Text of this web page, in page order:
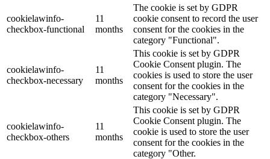
cookielawinfo-
checkbox-functional
11
months
The cookie is set by GDPR
cookie consent to record the user
consent for the cookies in the
category "Functional".
cookielawinfo-
checkbox-necessary
11
months
This cookie is set by GDPR
Cookie Consent plugin. The
cookies is used to store the user
consent for the cookies in the
category "Necessary".
cookielawinfo-
checkbox-others
11
months
This cookie is set by GDPR
Cookie Consent plugin. The
cookie is used to store the user
consent for the cookies in the
category "Other.